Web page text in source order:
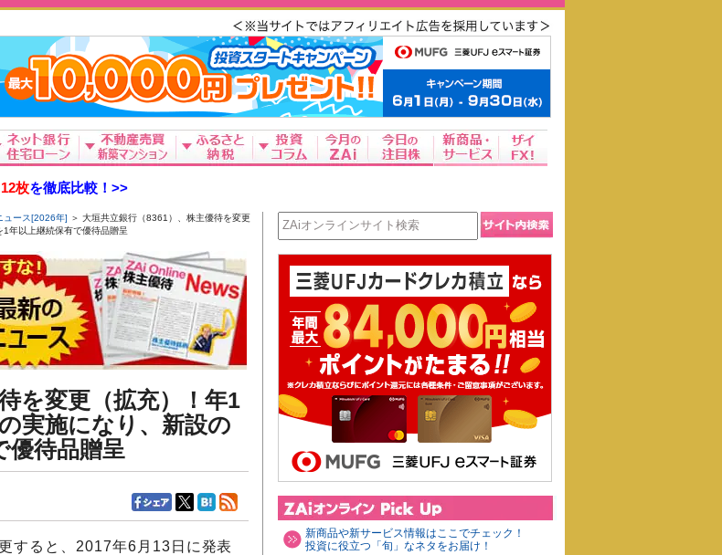
枚を徹底比較！>>
ュース[2026年] ＞ 大垣共立銀行（8361）、株主優待を変更
年以上継続保有で優待品贈呈
を変更（拡充）！年1
実施になり、新設の
優待品贈呈
すると、2017年6月13日に発表
新商品や新サービス情報はここでチェック！
投資に役立つ「旬」なネタをお届け！